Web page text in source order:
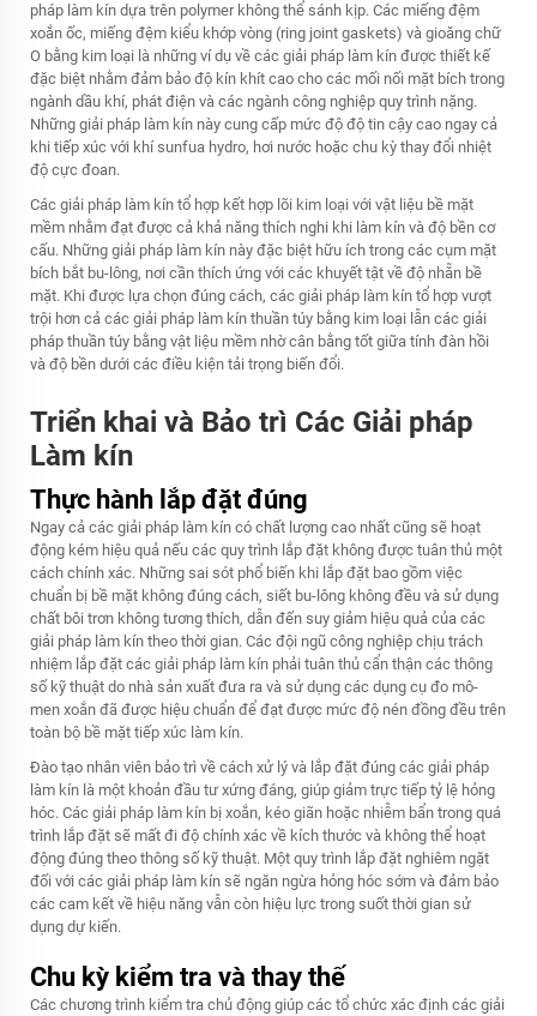
pháp làm kín dựa trên polymer không thể sánh kịp. Các miếng đệm
xoắn ốc, miếng đệm kiểu khớp vòng (ring joint gaskets) và gioăng chữ
O bằng kim loại là những ví dụ về các giải pháp làm kín được thiết kế
đặc biệt nhằm đảm bảo độ kín khít cao cho các mối nối mặt bích trong
ngành dầu khí, phát điện và các ngành công nghiệp quy trình nặng.
Những giải pháp làm kín này cung cấp mức độ độ tin cậy cao ngay cả
khi tiếp xúc với khí sunfua hydro, hơi nước hoặc chu kỳ thay đổi nhiệt
độ cực đoan.
Các giải pháp làm kín tổ hợp kết hợp lõi kim loại với vật liệu bề mặt
mềm nhằm đạt được cả khả năng thích nghi khi làm kín và độ bền cơ
cấu. Những giải pháp làm kín này đặc biệt hữu ích trong các cụm mặt
bích bắt bu-lông, nơi cần thích ứng với các khuyết tật về độ nhẵn bề
mặt. Khi được lựa chọn đúng cách, các giải pháp làm kín tổ hợp vượt
trội hơn cả các giải pháp làm kín thuần túy bằng kim loại lẫn các giải
pháp thuần túy bằng vật liệu mềm nhờ cân bằng tốt giữa tính đàn hồi
và độ bền dưới các điều kiện tải trọng biến đổi.
Triển khai và Bảo trì Các Giải pháp
Làm kín
Thực hành lắp đặt đúng
Ngay cả các giải pháp làm kín có chất lượng cao nhất cũng sẽ hoạt
động kém hiệu quả nếu các quy trình lắp đặt không được tuân thủ một
cách chính xác. Những sai sót phổ biến khi lắp đặt bao gồm việc
chuẩn bị bề mặt không đúng cách, siết bu-lông không đều và sử dụng
chất bôi trơn không tương thích, dẫn đến suy giảm hiệu quả của các
giải pháp làm kín theo thời gian. Các đội ngũ công nghiệp chịu trách
nhiệm lắp đặt các giải pháp làm kín phải tuân thủ cẩn thận các thông
số kỹ thuật do nhà sản xuất đưa ra và sử dụng các dụng cụ đo mô-
men xoắn đã được hiệu chuẩn để đạt được mức độ nén đồng đều trên
toàn bộ bề mặt tiếp xúc làm kín.
Đào tạo nhân viên bảo trì về cách xử lý và lắp đặt đúng các giải pháp
làm kín là một khoản đầu tư xứng đáng, giúp giảm trực tiếp tỷ lệ hỏng
hóc. Các giải pháp làm kín bị xoắn, kéo giãn hoặc nhiễm bẩn trong quá
trình lắp đặt sẽ mất đi độ chính xác về kích thước và không thể hoạt
động đúng theo thông số kỹ thuật. Một quy trình lắp đặt nghiêm ngặt
đối với các giải pháp làm kín sẽ ngăn ngừa hỏng hóc sớm và đảm bảo
các cam kết về hiệu năng vẫn còn hiệu lực trong suốt thời gian sử
dụng dự kiến.
Chu kỳ kiểm tra và thay thế
Các chương trình kiểm tra chủ động giúp các tổ chức xác định các giải